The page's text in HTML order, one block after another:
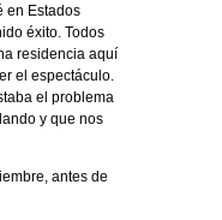
en Estados
éxito. Todos
residencia aquí
el espectáculo.
el problema
y que nos
antes de